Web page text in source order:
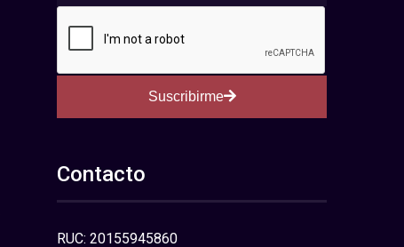
Suscribirme
Contacto
RUC: 20155945860